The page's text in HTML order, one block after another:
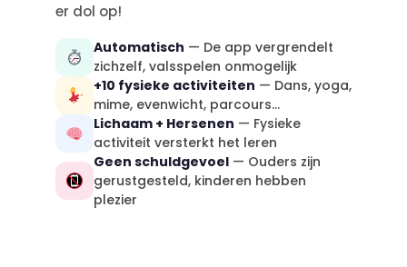
er dol op!
Automatisch — De app vergrendelt
zichzelf, valsspelen onmogelijk
+10 fysieke activiteiten — Dans, yoga,
mime, evenwicht, parcours...
Lichaam + Hersenen — Fysieke
activiteit versterkt het leren
Geen schuldgevoel— Ouders zijn
gerustgesteld, kinderen hebben
plezier